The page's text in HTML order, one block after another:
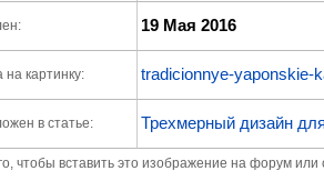
19 Мая 2016
на картинку: tradicionnye-yaponskie-
в статье: Трехмерный дизайн
чтобы вставить это изображение на форум